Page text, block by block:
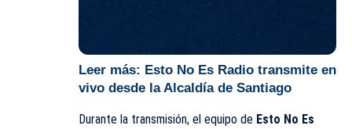
Leer más: Esto No Es Radio transmite en
vivo desde la Alcaldía de Santiago
Durante la transmisión, el equipo de Esto No Es